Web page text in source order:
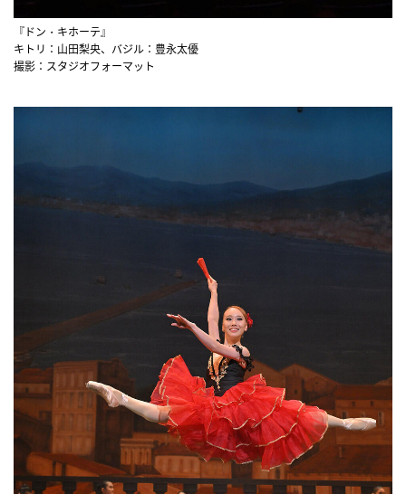
『ドン・キホーテ』
キトリ：山田梨央、バジル：豊永太優
撮影：スタジオフォーマット